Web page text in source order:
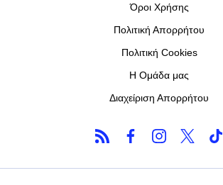
Όροι Χρήσης
Πολιτική Απορρήτου
Πολιτική Cookies
Η Ομάδα μας
Διαχείριση Απορρήτου